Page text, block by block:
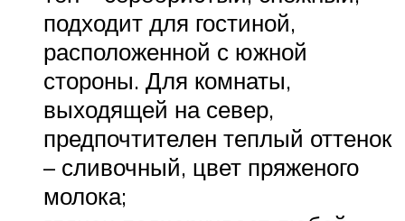
подходит для гостиной,
расположенной с южной
стороны. Для комнаты,
выходящей на север,
предпочтителен теплый оттенок
– сливочный, цвет пряженого
молока;